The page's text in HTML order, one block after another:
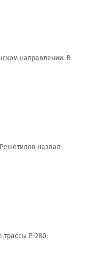
направлении. В
назвал
трассы Р-280,